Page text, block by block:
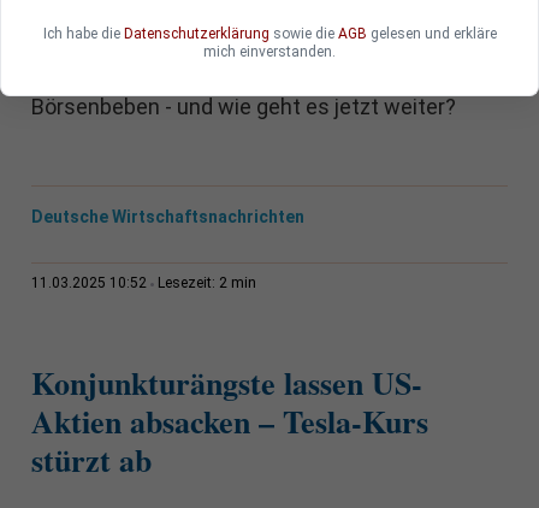
Druck – der Kurs bricht ein. Doch auch die
asiatischen Märkte reagieren alarmiert auf die
Börsenbeben - und wie geht es jetzt weiter?
Deutsche Wirtschaftsnachrichten
11.03.2025 10:52 Lesezeit: 2 min
Konjunkturängste lassen US-
Aktien absacken – Tesla-Kurs
stürzt ab
Ich habe die Datenschutzerklärung sowie die AGB gelesen und erkläre
mich einverstanden.